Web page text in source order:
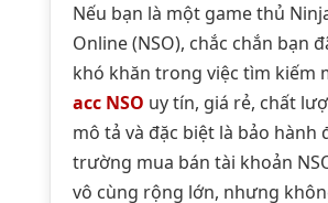
Nếu bạn là một game thủ
Online (NSO), chắc chắn bạn
khó khăn trong việc tìm kiếm
acc NSO uy tín, giá rẻ, chất
mô tả và đặc biệt là bảo hành
trường mua bán tài khoản
vô cùng rộng lớn, nhưng